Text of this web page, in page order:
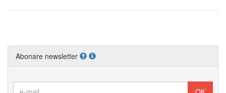
Abonare newsletter